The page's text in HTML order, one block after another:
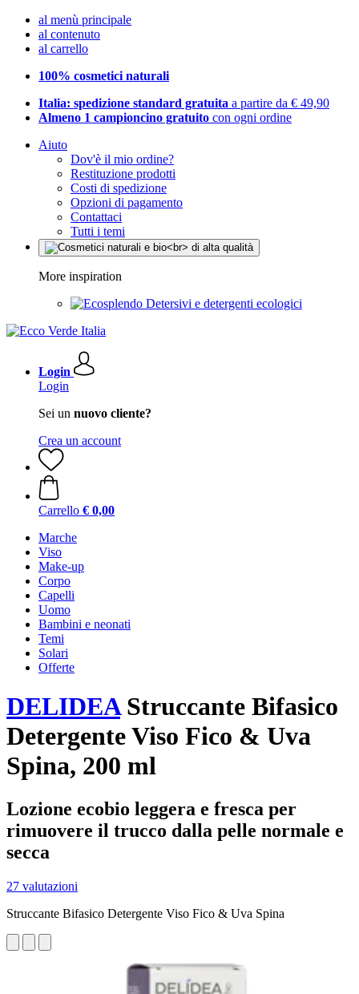
al menù principale
al contenuto
al carrello
100% cosmetici naturali
Italia: spedizione standard gratuita a partire da € 49,90
Almeno 1 campioncino gratuito con ogni ordine
Aiuto
Dov'è il mio ordine?
Restituzione prodotti
Costi di spedizione
Opzioni di pagamento
Contattaci
Tutti i temi
More inspiration
Detersivi e detergenti ecologici
Login
Login
Sei un nuovo cliente?
Crea un account
Carrello € 0,00
Marche
Viso
Make-up
Corpo
Capelli
Uomo
Bambini e neonati
Temi
Solari
Offerte
DELIDEAStruccante Bifasico
Detergente Viso Fico & Uva
Spina, 200 ml
Lozione ecobio leggera e fresca per
rimuovere il trucco dalla pelle normale e
secca
27 valutazioni
Struccante Bifasico Detergente Viso Fico & Uva Spina